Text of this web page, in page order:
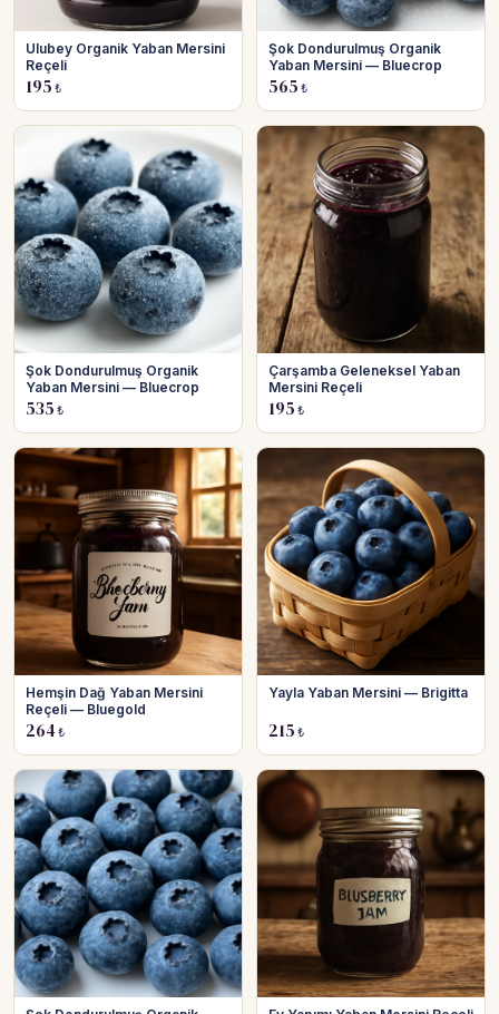
Ulubey Organik Yaban Mersini
Reçeli
195 ₺
Şok Dondurulmuş Organik
Yaban Mersini — Bluecrop
565 ₺
Şok Dondurulmuş Organik
Yaban Mersini — Bluecrop
535 ₺
Çarşamba Geleneksel Yaban
Mersini Reçeli
195 ₺
Hemşin Dağ Yaban Mersini
Reçeli — Bluegold
264 ₺
Yayla Yaban Mersini — Brigitta
215 ₺